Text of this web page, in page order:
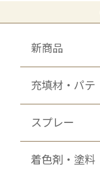
新商品
充填材・パテ
スプレー
着色剤・塗料